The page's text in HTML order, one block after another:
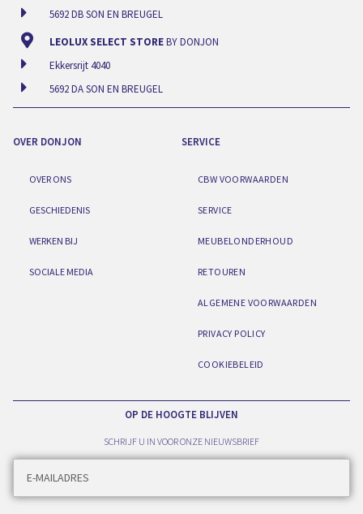
5692 DB SON EN BREUGEL
LEOLUX SELECT STOREBY DONJON
Ekkersrijt 4040
5692 DA SON EN BREUGEL
OVER DONJON
OVER ONS
GESCHIEDENIS
WERKEN BIJ
SOCIALE MEDIA
SERVICE
CBW VOORWAARDEN
SERVICE
MEUBELONDERHOUD
RETOUREN
ALGEMENE VOORWAARDEN
PRIVACY POLICY
COOKIEBELEID
OP DE HOOGTE BLIJVEN
SCHRIJF U IN VOOR ONZE NIEUWSBRIEF